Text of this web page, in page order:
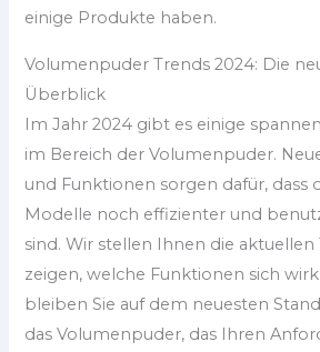
einige Produkte haben.
Volumenpuder Trends 2024: Die
Überblick
Im Jahr 2024 gibt es einige
im Bereich der Volumenpuder.
und Funktionen sorgen dafür, dass
Modelle noch effizienter und
sind. Wir stellen Ihnen die aktuellen
zeigen, welche Funktionen sich
bleiben Sie auf dem neuesten
das Volumenpuder, das Ihren